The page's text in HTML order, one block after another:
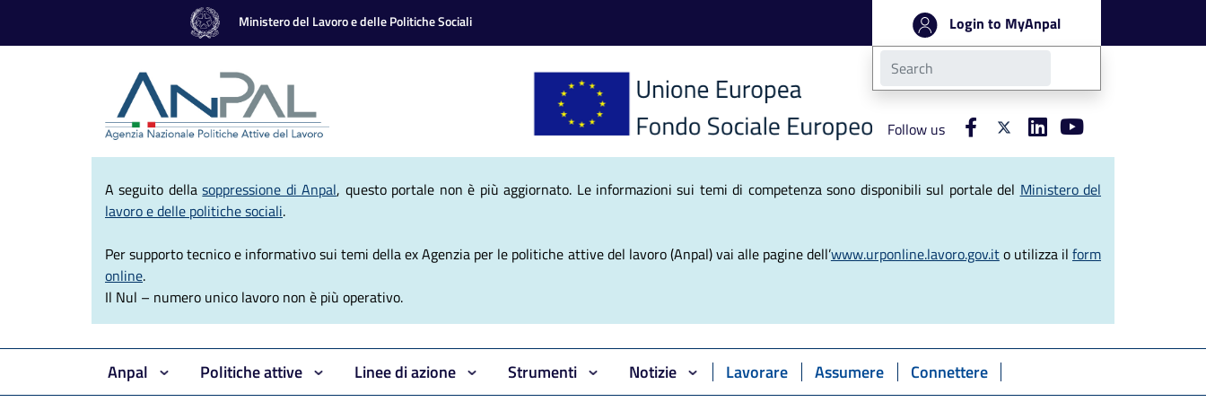
Ministero del Lavoro e delle Politiche Sociali Login to MyAnpal
Agenzia Nazionale Politiche Attive del Lavoro
Follow us
A seguito dellasoppressione di Anpal, questo portale non è più aggiornato. Le informazioni sui temi di competenza sono disponibili sul portale del Ministero del
lavoro e delle politiche sociali.
Per supporto tecnico e informativo sui temi della ex Agenzia per le politiche attive del lavoro (Anpal) vai alle pagine dell’www.urponline.lavoro.gov.ito utilizza ilform
online.
Il Nul – numero unico lavoro non è più operativo.
Anpal Politiche attive Linee di azione Strumenti Notizie Lavorare Assumere Connettere